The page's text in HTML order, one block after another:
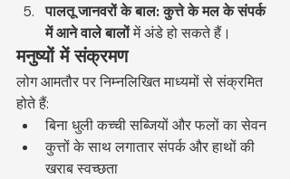
पालतू जानवरों के बाल: कुत्ते के मल के संपर्क
में आने वाले बालों में अंडे हो सकते हैं।
मनुष्यों में संक्रमण
लोग आमतौर पर निम्नलिखित माध्यमों से संक्रमित
होते हैं:
बिना धुली कच्ची सब्जियों और फलों का सेवन
कुत्तों के साथ लगातार संपर्क और हाथों की
खराब स्वच्छता